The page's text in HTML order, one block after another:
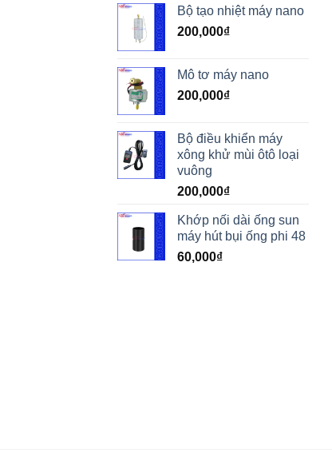
Bộ tạo nhiệt máy nano
200,000₫
Mô tơ máy nano
200,000₫
Bộ điều khiển máy
xông khử mùi ôtô loại
vuông
200,000₫
Khớp nối dài ống sun
máy hút bụi ống phi 48
60,000₫